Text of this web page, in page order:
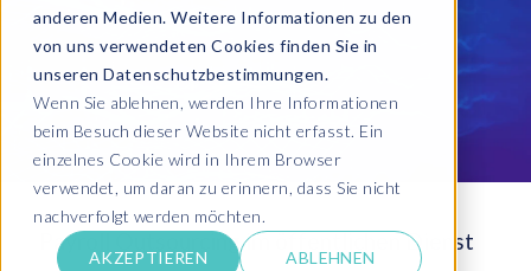
anderen Medien. Weitere Informationen zu den
von uns verwendeten Cookies finden Sie in
unseren Datenschutzbestimmungen.
Wenn Sie ablehnen, werden Ihre Informationen
beim Besuch dieser Website nicht erfasst. Ein
einzelnes Cookie wird in Ihrem Browser
verwendet, um daran zu erinnern, dass Sie nicht
nachverfolgt werden möchten.
AKZEPTIEREN ABLEHNEN
Payroll Outsourcing im öffentlichen Dienst